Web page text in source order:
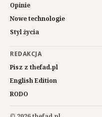
Opinie
Nowe technologie
Styl życia
REDAKCJA
Pisz z thefad.pl
English Edition
RODO